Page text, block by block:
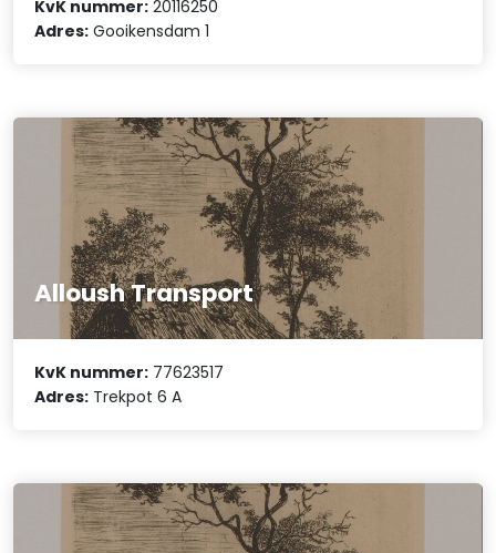
KvK nummer: 20116250
Adres: Gooikensdam 1
Alloush Transport
KvK nummer: 77623517
Adres: Trekpot 6 A